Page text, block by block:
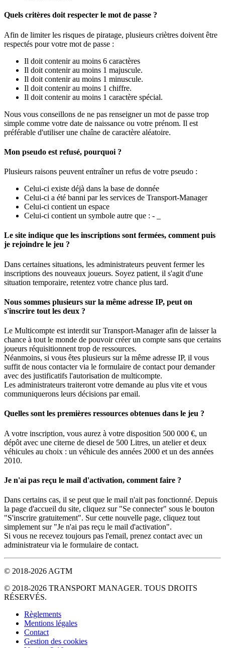
Quels critères doit respecter le mot de passe ?
Afin de limiter les risques de piratage, plusieurs criètres doivent être
respectés pour votre mot de passe :
Il doit contenir au moins 6 caractères
Il doit contenir au moins 1 majuscule.
Il doit contenir au moins 1 minuscule.
Il doit contenir au moins 1 chiffre.
Il doit contenir au moins 1 caractère spécial.
Nous vous conseillons de ne pas renseigner un mot de passe trop
simple comme votre date de naissance ou votre prénom. Il est
préférable d'utiliser une chaîne de caractère aléatoire.
Mon pseudo est refusé, pourquoi ?
Plusieurs raisons peuvent entraîner un refus de votre pseudo :
Celui-ci existe déjà dans la base de donnée
Celui-ci a été banni par les services de Transport-Manager
Celui-ci contient un espace
Celui-ci contient un symbole autre que : - _
Le site indique que les inscriptions sont fermées, comment puis
je rejoindre le jeu ?
Dans certaines situations, les administrateurs peuvent fermer les
inscriptions des nouveaux joueurs. Soyez patient, il s'agit d'une
situation temporaire, retentez votre chance plus tard.
Nous sommes plusieurs sur la même adresse IP, peut on
s'inscrire tout les deux ?
Le Multicompte est interdit sur Transport-Manager afin de laisser la
chance à tout le monde de pouvoir créer un compte sans que certains
joueurs réquisitionnent trop de ressources.
Néanmoins, si vous êtes plusieurs sur la même adresse IP, il vous
suffit de nous contacter via le formulaire de contact pour demander
avec des justificatifs l'autorisation de multicompte.
Les administrateurs traiteront votre demande au plus vite et vous
communiquerons leurs décisions par email.
Quelles sont les premières ressources obtenues dans le jeu ?
A votre inscription, vous aurez à votre disposition 500 000 €, un
dépôt avec une citerne de diesel de 500 Litres, un atelier et deux
véhicules au choix : un véhicule des années 2000 et un des années
2010.
Je n'ai pas reçu le mail d'activation, comment faire ?
Dans certains cas, il se peut que le mail n'ait pas fonctionné. Depuis
la page d'accueil du site, cliquez sur "Se connecter" sous le bouton
"S'inscrire gratuitement". Sur cette nouvelle page, cliquez tout
simplement sur "Je n'ai pas reçu le mail d'activation".
Si vous ne recevez toujours pas l'email, prenez contact avec un
administrateur via le formulaire de contact.
© 2018-2026 AGTM
© 2018-2026 TRANSPORT MANAGER. TOUS DROITS
RÉSERVÉS.
Règlements
Mentions légales
Contact
Gestion des cookies